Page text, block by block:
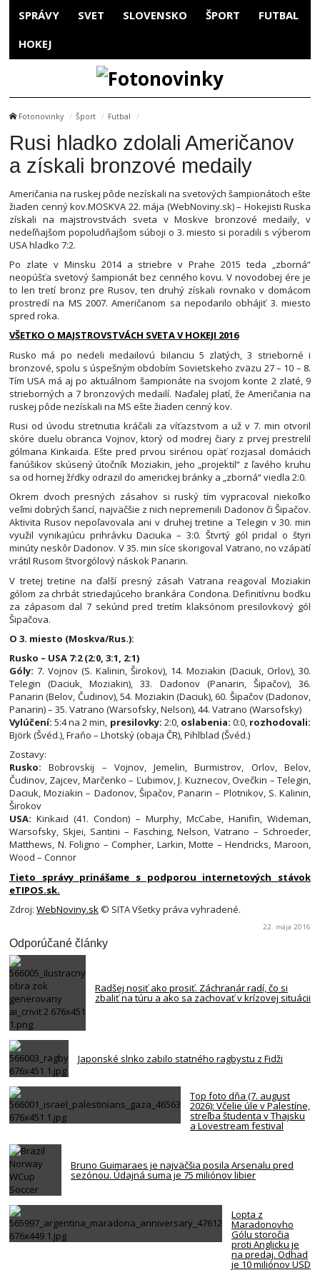
SPRÁVY SVET SLOVENSKO ŠPORT FUTBAL
HOKEJ
Fotonovinky Šport Futbal
Rusi hladko zdolali Američanov
a získali bronzové medaily
Američania na ruskej pôde nezískali na svetových šampionátoch ešte
žiaden cenný kov.MOSKVA 22. mája (WebNoviny.sk) – Hokejisti Ruska
získali na majstrovstvách sveta v Moskve bronzové medaily, v
nedeľňajšom popoludňajšom súboji o 3. miesto si poradili s výberom
USA hladko 7:2.
Po zlate v Minsku 2014 a striebre v Prahe 2015 teda „zborná“
neopúšťa svetový šampionát bez cenného kovu. V novodobej ére je
to len tretí bronz pre Rusov, ten druhý získali rovnako v domácom
prostredí na MS 2007. Američanom sa nepodarilo obhájiť 3. miesto
spred roka.
VŠETKO O MAJSTROVSTVÁCH SVETA V HOKEJI 2016
Rusko má po nedeli medailovú bilanciu 5 zlatých, 3 strieborné i
bronzové, spolu s úspešným obdobím Sovietskeho zväzu 27 – 10 – 8.
Tím USA má aj po aktuálnom šampionáte na svojom konte 2 zlaté, 9
strieborných a 7 bronzových medailí. Naďalej platí, že Američania na
ruskej pôde nezískali na MS ešte žiaden cenný kov.
Rusi od úvodu stretnutia kráčali za víťazstvom a už v 7. min otvoril
skóre duelu obranca Vojnov, ktorý od modrej čiary z prvej prestrelil
gólmana Kinkaida. Ešte pred prvou sirénou opäť rozjasal domácich
fanúšikov skúsený útočník Moziakin, jeho „projektil“ z ľavého kruhu
sa od hornej žŕdky odrazil do americkej bránky a „zborná“ viedla 2:0.
Okrem dvoch presných zásahov si ruský tím vypracoval niekoľko
veľmi dobrých šancí, najväčšie z nich nepremenili Dadonov či Šipačov.
Aktivita Rusov nepoľavovala ani v druhej tretine a Telegin v 30. min
využil vynikajúcu prihrávku Daciuka – 3:0. Štvrtý gól pridal o štyri
minúty neskôr Dadonov. V 35. min síce skorigoval Vatrano, no vzápätí
vrátil Rusom štvorgólový náskok Panarin.
V tretej tretine na ďalší presný zásah Vatrana reagoval Moziakin
gólom za chrbát striedajúceho brankára Condona. Definitívnu bodku
za zápasom dal 7 sekúnd pred tretím klaksónom presilovkový gól
Šipačova.
O 3. miesto (Moskva/Rus.):
Rusko – USA 7:2 (2:0, 3:1, 2:1)
Góly: 7. Vojnov (S. Kalinin, Širokov), 14. Moziakin (Daciuk, Orlov), 30.
Telegin (Daciuk, Moziakin), 33. Dadonov (Panarin, Šipačov), 36.
Panarin (Belov, Čudinov), 54. Moziakin (Daciuk), 60. Šipačov (Dadonov,
Panarin) – 35. Vatrano (Warsofsky, Nelson), 44. Vatrano (Warsofsky)
Vylúčení: 5:4 na 2 min, presilovky: 2:0, oslabenia: 0:0, rozhodovali:
Björk (Švéd.), Fraňo – Lhotský (obaja ČR), Pihlblad (Švéd.)
Zostavy:
Rusko: Bobrovskij – Vojnov, Jemelin, Burmistrov, Orlov, Belov,
Čudinov, Zajcev, Marčenko – Ľubimov, J. Kuznecov, Ovečkin – Telegin,
Daciuk, Moziakin – Dadonov, Šipačov, Panarin – Plotnikov, S. Kalinin,
Širokov
USA: Kinkaid (41. Condon) – Murphy, McCabe, Hanifin, Wideman,
Warsofsky, Skjei, Santini – Fasching, Nelson, Vatrano – Schroeder,
Matthews, N. Foligno – Compher, Larkin, Motte – Hendricks, Maroon,
Wood – Connor
Tieto správy prinášame s podporou internetových stávok
eTIPOS.sk.
Zdroj: WebNoviny.sk © SITA Všetky práva vyhradené.
22. mája 2016
Odporúčané články
Radšej nosiť ako prosiť. Záchranár radí, čo si
zbaliť na túru a ako sa zachovať v krízovej situácii
Japonské slnko zabilo statného ragbystu z Fidži
Top foto dňa (7. august
2026): Včelie úle v Palestíne,
streľba študenta v Thajsku
a Lovestream festival
Bruno Guimaraes je najväčšia posila Arsenalu pred
sezónou. Údajná suma je 75 miliónov libier
Lopta z
Maradonovho
Gólu storočia
proti Anglicku je
na predaj. Odhad
je 10 miliónov USD